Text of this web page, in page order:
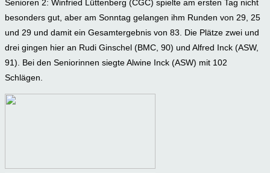
Senioren 2: Winfried Lüttenberg (CGC) spielte am ersten Tag nicht
besonders gut, aber am Sonntag gelangen ihm Runden von 29, 25
und 29 und damit ein Gesamtergebnis von 83. Die Plätze zwei und
drei gingen hier an Rudi Ginschel (BMC, 90) und Alfred Inck (ASW,
91). Bei den Seniorinnen siegte Alwine Inck (ASW) mit 102
Schlägen.